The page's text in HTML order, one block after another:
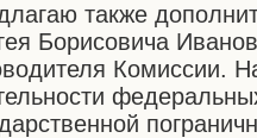
также
Борисовича
Комиссии.